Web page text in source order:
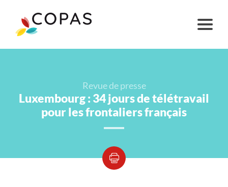
Revue de presse
Luxembourg : 34 jours de télétravail
pour les frontaliers français